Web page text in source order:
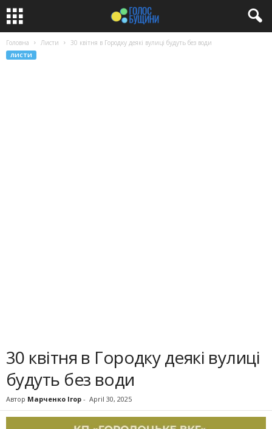
Головна Листи 30 квітня в Городку деякі вулиці будуть без води
ЛИСТИ
30 квітня в Городку деякі вулиці
будуть без води
Автор Марченко Ігор - April 30, 2025